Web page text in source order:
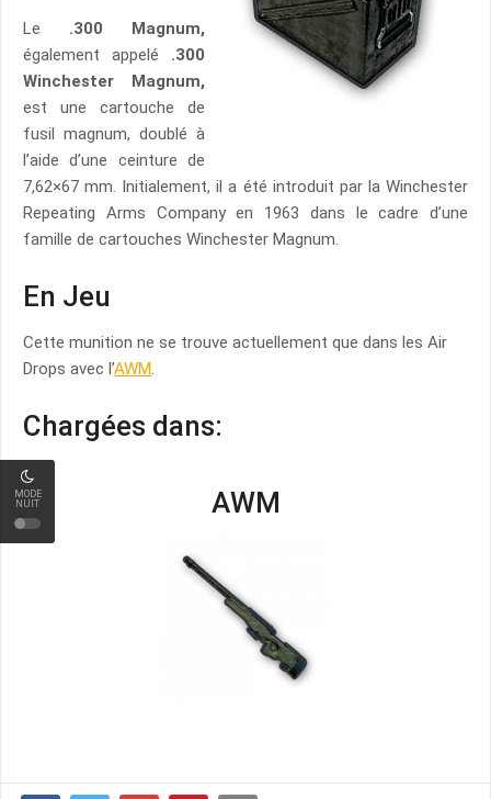
MODE
NUIT
Le .300 Magnum,
également appelé .300
Winchester Magnum,
est une cartouche de
fusil magnum, doublé à
l’aide d’une ceinture de
7,62×67 mm. Initialement, il a été introduit par la Winchester
Repeating Arms Company en 1963 dans le cadre d’une
famille de cartouches Winchester Magnum.
En Jeu
Cette munition ne se trouve actuellement que dans les Air
Drops avec l’AWM.
Chargées dans:
AWM